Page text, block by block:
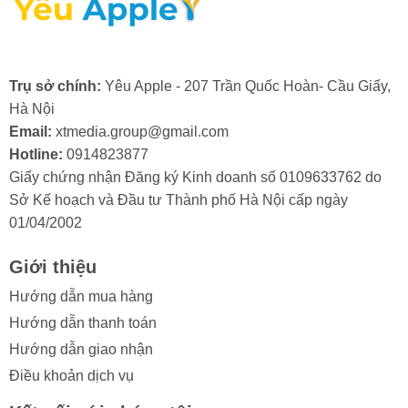
- Lỗi từ nhà sản xuất: Mặc dù hiếm gặp, nhưng đôi khi
hành hoặc thay camera trước iPad mới.
2. Khi nào cần thay camera trước cho
iPad Mini 3?
camera trước iPad bị va đập mạnh, bạn cần thay
camera trước iPad Mini 3 khi nhận thấy các dấu hiệu
sau:
- Ảnh hoặc video bị mờ, không thể lấy nét.
- Chất lượng ảnh chụp kém đi rõ rệt, xuất hiện các vết
Trụ sở chính: Yêu Apple - 207 Trần Quốc Hoàn- Cầu Giấy,
Hà Nội
Email: xtmedia.group@gmail.com
Hotline: 0914823877
Giấy chứng nhận Đăng ký Kinh doanh số 0109633762 do
Sở Kế hoạch và Đầu tư Thành phố Hà Nội cấp ngày
01/04/2002
Giới thiệu
Hướng dẫn mua hàng
Hướng dẫn thanh toán
Hướng dẫn giao nhận
Điều khoản dịch vụ